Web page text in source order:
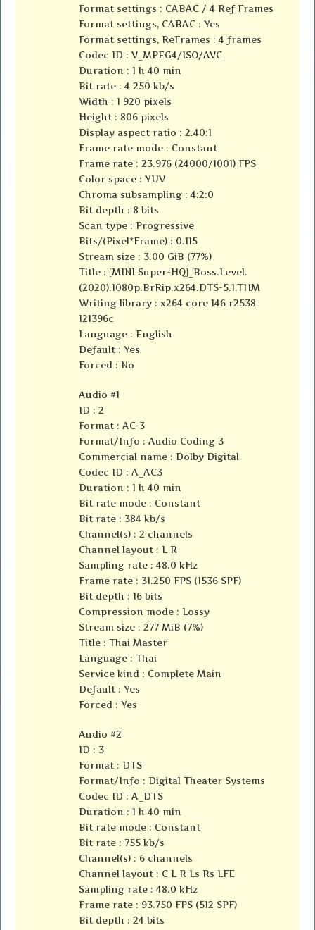
Format settings : CABAC / 4 Ref Frames
Format settings, CABAC : Yes
Format settings, ReFrames : 4 frames
Codec ID : V_MPEG4/ISO/AVC
Duration : 1 h 40 min
Bit rate : 4 250 kb/s
Width : 1 920 pixels
Height : 806 pixels
Display aspect ratio : 2.40:1
Frame rate mode : Constant
Frame rate : 23.976 (24000/1001) FPS
Color space : YUV
Chroma subsampling : 4:2:0
Bit depth : 8 bits
Scan type : Progressive
Bits/(Pixel*Frame) : 0.115
Stream size : 3.00 GiB (77%)
Title : {MINI Super-HQ}_Boss.Level.
(2020).1080p.BrRip.x264.DTS-5.1.THM
Writing library : x264 core 146 r2538
121396c
Language : English
Default : Yes
Forced : No
Audio #1
ID : 2
Format : AC-3
Format/Info : Audio Coding 3
Commercial name : Dolby Digital
Codec ID : A_AC3
Duration : 1 h 40 min
Bit rate mode : Constant
Bit rate : 384 kb/s
Channel(s) : 2 channels
Channel layout : L R
Sampling rate : 48.0 kHz
Frame rate : 31.250 FPS (1536 SPF)
Bit depth : 16 bits
Compression mode : Lossy
Stream size : 277 MiB (7%)
Title : Thai Master
Language : Thai
Service kind : Complete Main
Default : Yes
Forced : Yes
Audio #2
ID : 3
Format : DTS
Format/Info : Digital Theater Systems
Codec ID : A_DTS
Duration : 1 h 40 min
Bit rate mode : Constant
Bit rate : 755 kb/s
Channel(s) : 6 channels
Channel layout : C L R Ls Rs LFE
Sampling rate : 48.0 kHz
Frame rate : 93.750 FPS (512 SPF)
Bit depth : 24 bits